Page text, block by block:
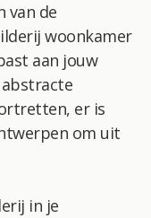
van de
woonkamer
aan jouw
er is
om uit
in je